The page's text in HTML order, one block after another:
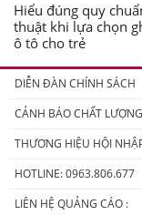
Hiểu đúng quy
thuật khi lựa chọn
ô tô cho trẻ
DIỄN ĐÀN CHÍNH SÁCH
CẢNH BÁO CHẤT LƯỢNG
THƯƠNG HIỆU HỘI
HOTLINE: 0963.806.677
LIÊN HỆ QUẢNG CÁO :